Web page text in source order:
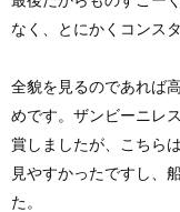
なく、とにかくコンス
全貌を見るのであれば
めです。ザンビーニレ
賞しましたが、こちら
見やすかったですし、
た。